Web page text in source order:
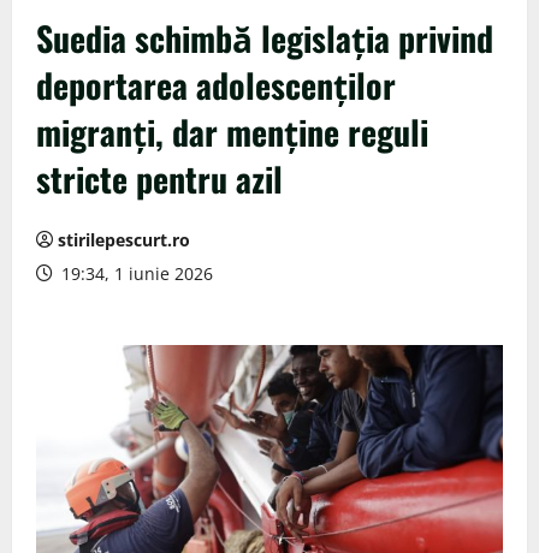
Suedia schimbă legislația privind
deportarea adolescenților
migranți, dar menține reguli
stricte pentru azil
stirilepescurt.ro
19:34, 1 iunie 2026